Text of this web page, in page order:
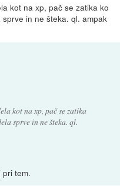
kot na xp, pač se zatika ko
in ne šteka. ql. ampak
kot na xp, pač se zatika
sprve in ne šteka. ql.
tem.